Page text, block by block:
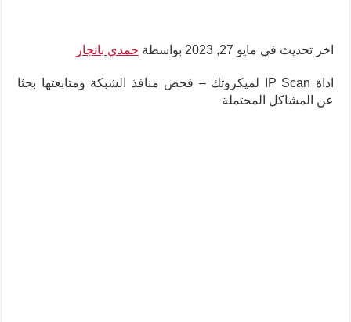
اخر تحديث في مايو 27, 2023 بواسطة حمدي بانجار
اداة IP Scan لميكروتك – فحص منافذ الشبكة ومتابعتها بحثا
عن المشاكل المحتملة